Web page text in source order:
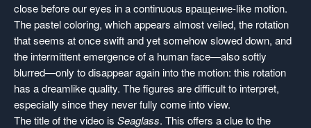
close before our eyes in a continuous вращение-like motion.
The pastel coloring, which appears almost veiled, the rotation
that seems at once swift and yet somehow slowed down, and
the intermittent emergence of a human face—also softly
blurred—only to disappear again into the motion: this rotation
has a dreamlike quality. The figures are difficult to interpret,
especially since they never fully come into view.
The title of the video is Seaglass. This offers a clue to the